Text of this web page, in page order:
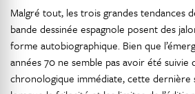
Malgré tout, les trois grandes tendances
bande dessinée espagnole posent des
forme autobiographique. Bien que
années 70 ne semble pas avoir été suivie
chronologique immédiate, cette dernière